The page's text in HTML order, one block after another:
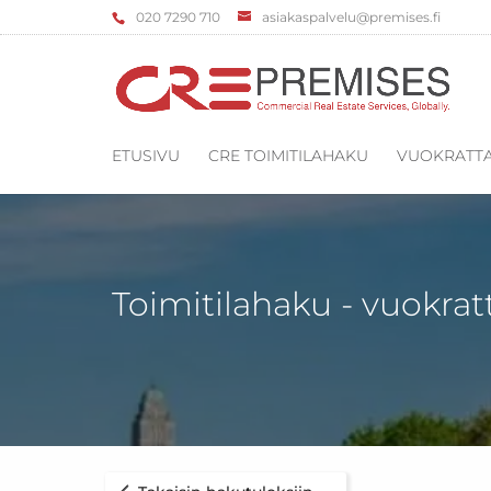
‌020 7290 710 asiakaspalvelu@premises.fi
ETUSIVU CRE TOIMITILAHAKU
Toimitilahaku -